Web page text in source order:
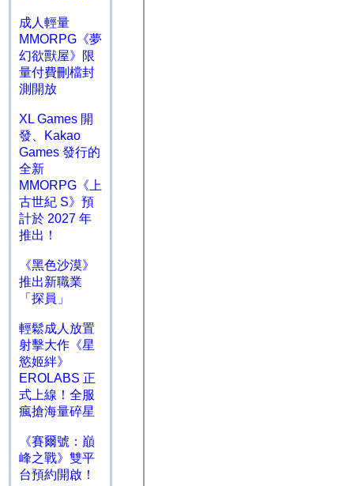
成人輕量
MMORPG《夢
幻欲獸屋》限
量付費刪檔封
測開放
XL Games 開
發、Kakao
Games 發行的
全新
MMORPG《上
古世紀 S》預
計於 2027 年
推出！
《黑色沙漠》
推出新職業
「探員」
輕鬆成人放置
射擊大作《星
慾姬絆》
EROLABS 正
式上線！全服
瘋搶海量碎星
《賽爾號：巔
峰之戰》雙平
台預約開啟！